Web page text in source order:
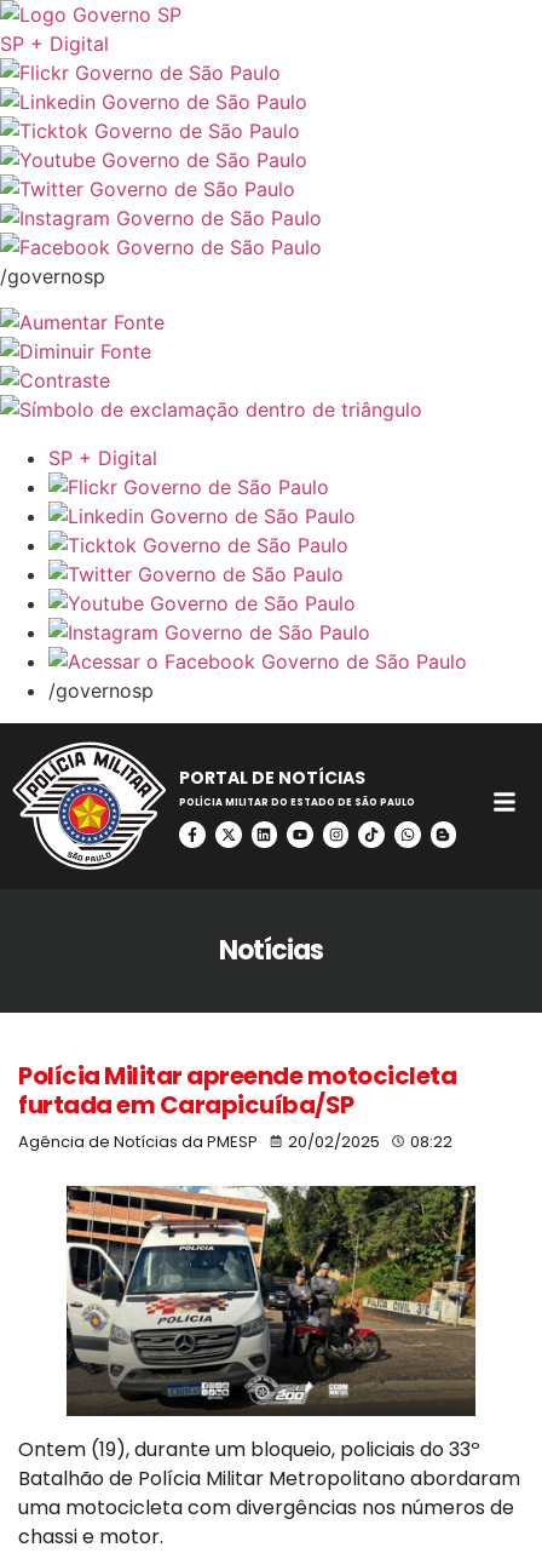
SP + Digital
/governosp
SP + Digital
/governosp
PORTAL DE NOTÍCIAS
POLÍCIA MILITAR DO ESTADO DE SÃO PAULO
Notícias
Polícia Militar apreende motocicleta
furtada em Carapicuíba/SP
Agência de Notícias da PMESP 20/02/2025 08:22
Ontem (19), durante um bloqueio, policiais do 33º
Batalhão de Polícia Militar Metropolitano abordaram
uma motocicleta com divergências nos números de
chassi e motor.